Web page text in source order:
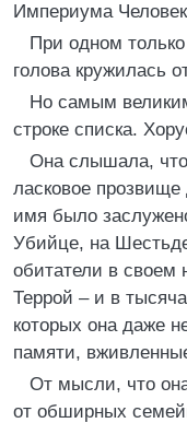
Империума
При одном
голова кружилась
Но самым
строке списка.
Она слышала, что
ласковое
имя было
Убийце, на
обитатели в своем
Террой – и в
которых она даже
памяти,
От мысли, что
от обширных